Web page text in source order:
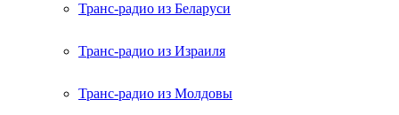
Транс-радио из Беларуси
Транс-радио из Израиля
Транс-радио из Молдовы